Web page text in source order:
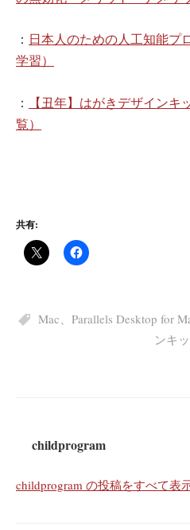
： 日本人のための人工知能プ
学習）
：
【丑年】はがきデザインキ
覧）
共有:
Mac Parallels Desktop for
ンキ
childprogram
childprogram の投稿をすべて表